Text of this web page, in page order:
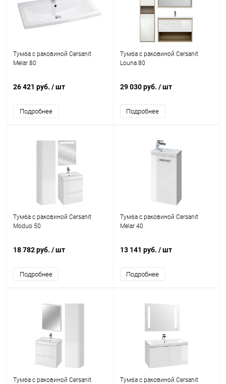
Тумба с раковиной Cersanit
Melar 80
26 421 руб. / шт
Подробнее
Тумба с раковиной Cersanit
Louna 80
29 030 руб. / шт
Подробнее
Тумба с раковиной Cersanit
Moduo 50
18 782 руб. / шт
Подробнее
Тумба с раковиной Cersanit
Melar 40
13 141 руб. / шт
Подробнее
Тумба с раковиной Cersanit
Тумба с раковиной Cersanit